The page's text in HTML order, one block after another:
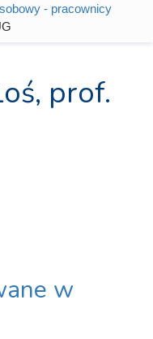
- pracownicy
prof.
w